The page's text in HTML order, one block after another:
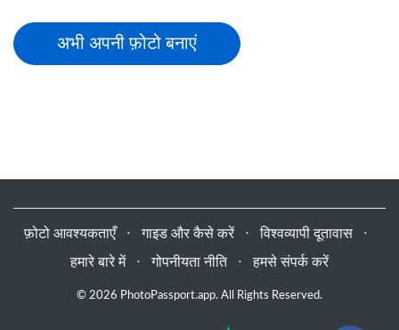
अभी अपनी फ़ोटो बनाएं
फ़ोटो आवश्यकताएँ ⋅ गाइड और कैसे करें ⋅ विश्वव्यापी दूतावास
⋅
हमारे बारे में
⋅ गोपनीयता नीति ⋅ हमसे संपर्क करें
© 2026 PhotoPassport.app. All Rights Reserved.